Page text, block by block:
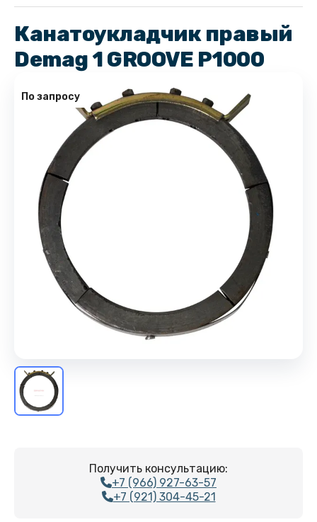
Канатоукладчик правый
Demag 1 GROOVE P1000
По запросу
Получить консультацию:
+7 (966) 927-63-57
+7 (921) 304-45-21